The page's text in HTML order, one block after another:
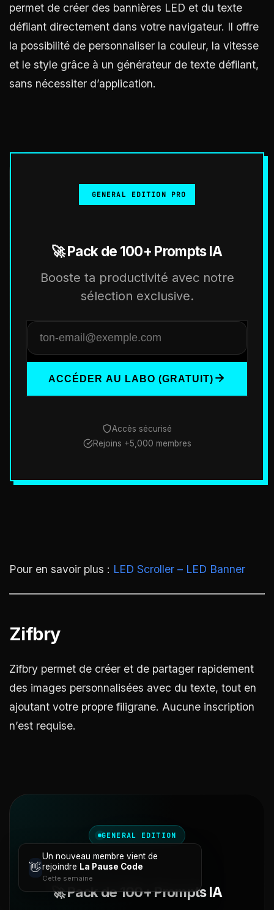
permet de créer des bannières LED et du texte
défilant directement dans votre navigateur. Il offre
la possibilité de personnaliser la couleur, la vitesse
et le style grâce à un générateur de texte défilant,
sans nécessiter d’application.
GENERAL EDITION PRO
🚀 Pack de 100+ Prompts IA
Booste ta productivité avec notre
sélection exclusive.
ACCÉDER AU LABO (GRATUIT)
Accès sécurisé
Rejoins +5,000 membres
Pour en savoir plus : LED Scroller – LED Banner
Zifbry
Zifbry permet de créer et de partager rapidement
des images personnalisées avec du texte, tout en
ajoutant votre propre filigrane. Aucune inscription
n’est requise.
GENERAL EDITION
🚀 Pack de 100+ Prompts IA
👋
Un nouveau membre vient de
rejoindre La Pause Code
Cette semaine